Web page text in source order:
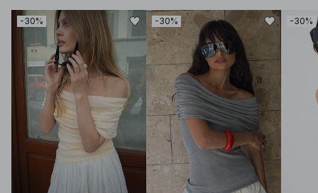
-30% -30% -30%